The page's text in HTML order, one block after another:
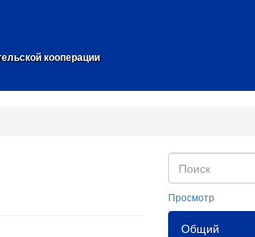
кооперации
Просмотр
Общий